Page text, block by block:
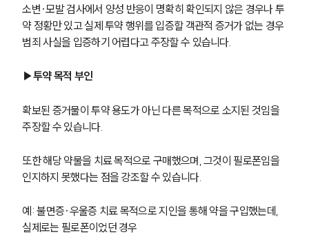
소변·모발 검사에서 양성 반응이 명확히 확인되지 않은 경우나 투
약 정황만 있고 실제 투약 행위를 입증할 객관적 증거가 없는 경우
범죄 사실을 입증하기 어렵다고 주장할 수 있습니다.
▶투약 목적 부인
확보된 증거물이 투약 용도가 아닌 다른 목적으로 소지된 것임을
주장할 수 있습니다.
또한 해당 약물을 치료 목적으로 구매했으며, 그것이 필로폰임을
인지하지 못했다는 점을 강조할 수 있습니다.
예: 불면증·우울증 치료 목적으로 지인을 통해 약을 구입했는데,
실제로는 필로폰이었던 경우